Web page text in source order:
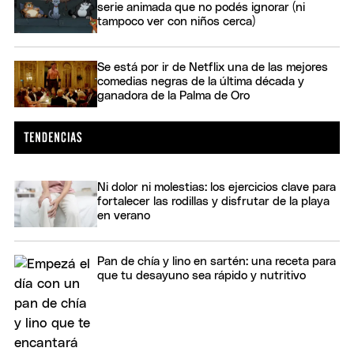
serie animada que no podés ignorar (ni
tampoco ver con niños cerca)
Se está por ir de Netflix una de las mejores
comedias negras de la última década y
ganadora de la Palma de Oro
Ni dolor ni molestias: los ejercicios clave para
fortalecer las rodillas y disfrutar de la playa
en verano
Pan de chía y lino en sartén: una receta para
que tu desayuno sea rápido y nutritivo